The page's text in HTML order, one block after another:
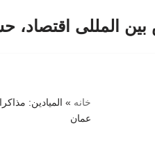
المللی اقتصاد،
خانه » المیادین:
عمان